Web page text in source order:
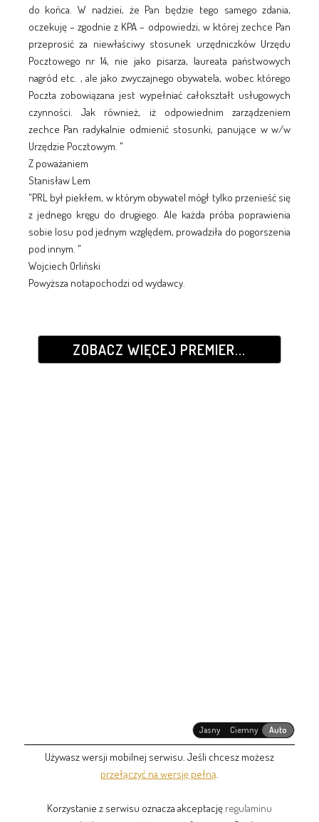
do końca. W nadziei, że Pan będzie tego samego zdania,
oczekuję – zgodnie z KPA – odpowiedzi, w której zechce Pan
przeprosić za niewłaściwy stosunek urzędniczków Urzędu
Pocztowego nr 14, nie jako pisarza, laureata państwowych
nagród etc. , ale jako zwyczajnego obywatela, wobec którego
Poczta zobowiązana jest wypełniać całokształt usługowych
czynności. Jak również, iż odpowiednim zarządzeniem
zechce Pan radykalnie odmienić stosunki, panujące w w/w
Urzędzie Pocztowym. "
Z poważaniem
Stanisław Lem
"PRL był piekłem, w którym obywatel mógł tylko przenieść się
z jednego kręgu do drugiego. Ale każda próba poprawienia
sobie losu pod jednym względem, prowadziła do pogorszenia
pod innym. "
Wojciech Orliński
Powyższa notapochodzi od wydawcy.
ZOBACZ WIĘCEJ PREMIER...
Jasny Ciemny Auto
Używasz wersji mobilnej serwisu. Jeśli chcesz możesz
przełączyć na wersję pełną
Korzystanie z serwisu oznacza akceptację regulaminu